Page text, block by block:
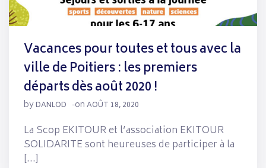
Vacances pour toutes et tous avec la
ville de Poitiers : les premiers
départs dès août 2020 !
byDANLOD -onAOÛT 18, 2020
La Scop EKITOUR et l’association EKITOUR
SOLIDARITE sont heureuses de participer à la
[…]